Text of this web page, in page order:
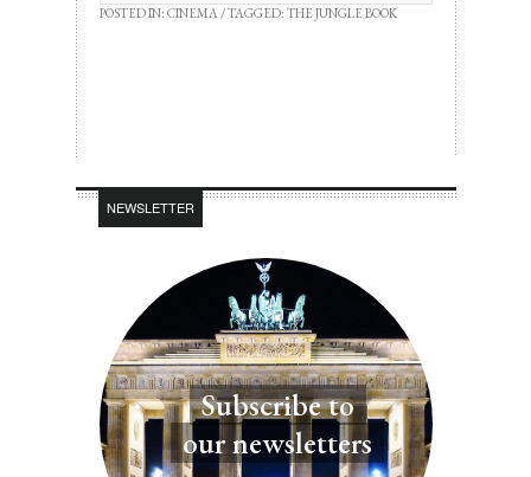
POSTED IN: CINEMA/ TAGGED: THE JUNGLE BOOK
NEWSLETTER
Subscribe to
our newsletters